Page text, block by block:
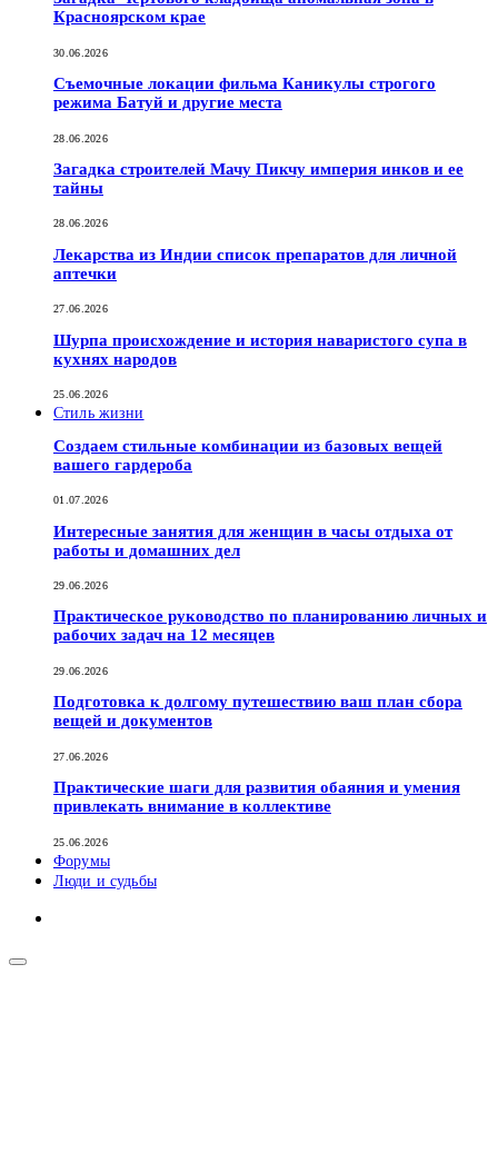
Красноярском крае
30.06.2026
Съемочные локации фильма Каникулы строгого
режима Батуй и другие места
28.06.2026
Загадка строителей Мачу Пикчу империя инков и ее
тайны
28.06.2026
Лекарства из Индии список препаратов для личной
аптечки
27.06.2026
Шурпа происхождение и история наваристого супа в
кухнях народов
25.06.2026
Стиль жизни
Создаем стильные комбинации из базовых вещей
вашего гардероба
01.07.2026
Интересные занятия для женщин в часы отдыха от
работы и домашних дел
29.06.2026
Практическое руководство по планированию личных и
рабочих задач на 12 месяцев
29.06.2026
Подготовка к долгому путешествию ваш план сбора
вещей и документов
27.06.2026
Практические шаги для развития обаяния и умения
привлекать внимание в коллективе
25.06.2026
Форумы
Люди и судьбы